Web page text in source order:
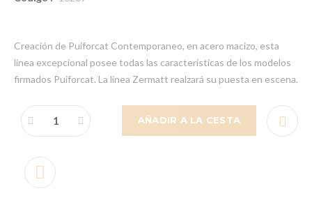
Creación de Puiforcat Contemporaneo, en acero macizo, esta
linea excepcional posee todas las características de los modelos
firmados Puiforcat. La linea Zermatt realzará su puesta en escena.
AÑADIR A LA CESTA